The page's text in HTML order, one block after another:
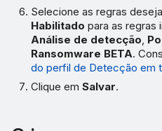
Selecione as regras
Habilitado para as regras
Análise de detecção,
Ransomware BETA.
do perfil de Detecção em
Clique emSalvar.